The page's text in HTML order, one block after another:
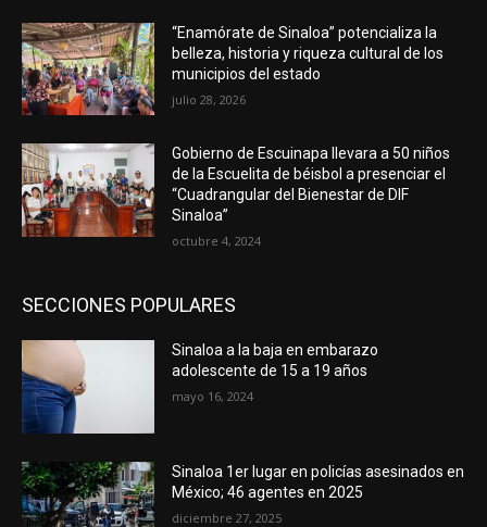
“Enamórate de Sinaloa” potencializa la
belleza, historia y riqueza cultural de los
municipios del estado
julio 28, 2026
Gobierno de Escuinapa llevara a 50 niños
de la Escuelita de béisbol a presenciar el
“Cuadrangular del Bienestar de DIF
Sinaloa”
octubre 4, 2024
SECCIONES POPULARES
Sinaloa a la baja en embarazo
adolescente de 15 a 19 años
mayo 16, 2024
Sinaloa 1er lugar en policías asesinados en
México; 46 agentes en 2025
diciembre 27, 2025